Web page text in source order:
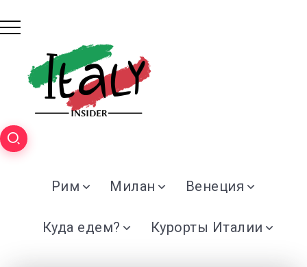
Рим Милан Венеция
Куда едем? Курорты Италии